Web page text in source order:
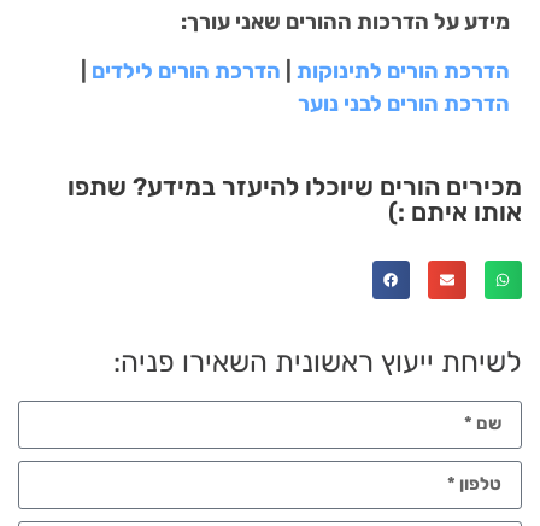
לשיחת ייעוץ ראשונית השאירו פניה:
מידע על הדרכות ההורים שאני עורך:
הדרכת הורים לתינוקות
הדרכת הורים לילדים
הדרכת הורים לבני נוער
מכירים הורים שיוכלו להיעזר במידע? שתפו
אותו איתם :)